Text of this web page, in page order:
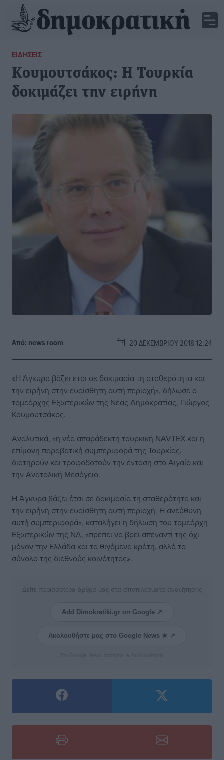
ΕΙΔΉΣΕΙΣ
Κουμουτσάκος: Η Τουρκία
δοκιμάζει την ειρήνη
Από: news room 20 ΔΕΚΕΜΒΡΊΟΥ 2018 12:24
«Η Άγκυρα βάζει έτσι σε δοκιμασία τη σταθερότητα και
την ειρήνη στην ευαίσθητη αυτή περιοχή», δήλωσε ο
τομεάρχης Εξωτερικών της Νέας Δημοκρατίας, Γιώργος
Κουμουτσάκος.
Αναλυτικά, «η νέα απαράδεκτη τουρκική NAVTEX και η
επίμονη παραβατική συμπεριφορά της Τουρκίας,
διατηρούν και τροφοδοτούν την ένταση στο Αιγαίο και
την Ανατολική Μεσόγειο.
Η Άγκυρα βάζει έτσι σε δοκιμασία τη σταθερότητα και
την ειρήνη στην ευαίσθητη αυτή περιοχή. Η ανεύθυνη
αυτή συμπεριφορά», καταλήγει η δήλωση του τομεάρχη
Εξωτερικών της ΝΔ, «πρέπει να βρει απέναντί της όχι
μόνον την Ελλάδα και τα θιγόμενα κράτη, αλλά το
σύνολο της διεθνούς κοινότητας».
Δείτε περισσότερα άρθρα μας στα αποτελέσματα αναζήτησης
Add Dimokratiki.gr on Google ↗
Ακολουθήστε μας στο Google News ★ ↗